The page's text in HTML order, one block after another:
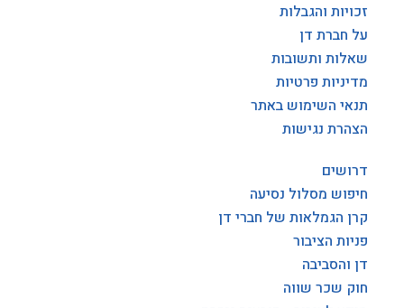
זכויות והגבלות
על חברת דן
שאלות ותשובות
מדיניות פרטיות
תנאי השימוש באתר
הצהרת נגישות
דרושים
חיפוש מסלול נסיעה
קרן הגמלאות של חברי דן
פניות הציבור
דן והסביבה
חוק שכר שווה